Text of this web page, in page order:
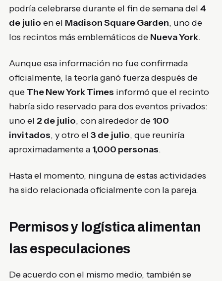
podría celebrarse durante el fin de semana del 4
de julio en el Madison Square Garden, uno de
los recintos más emblemáticos de Nueva York.
Aunque esa información no fue confirmada
oficialmente, la teoría ganó fuerza después de
que The New York Times informó que el recinto
habría sido reservado para dos eventos privados:
uno el 2 de julio, con alrededor de 100
invitados, y otro el 3 de julio, que reuniría
aproximadamente a 1,000 personas.
Hasta el momento, ninguna de estas actividades
ha sido relacionada oficialmente con la pareja.
Permisos y logística alimentan
las especulaciones
De acuerdo con el mismo medio, también se